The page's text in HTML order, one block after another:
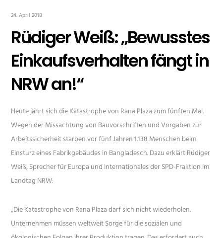
24. April 2018
Rüdiger Weiß: „Bewusstes
Einkaufsverhalten fängt in
NRW an!“
Heute jährt sich die Katastrophe von Rana Plaza zum fünften Mal.
Wegen der Missachtung von Bauvorschriften und Vorgaben zur
Arbeitssicherheit starben vor fünf Jahren 1.138 Menschen beim
Einsturz eines Fabrikgebäudes in Bangladesch. Dazu erklärt Rüdiger
Weiß, Sprecher für Europa und Internationales der SPD-Fraktion im
Landtag NRW:
„Die Katastrophe von Rana Plaza darf sich nicht wiederholen.
Unternehmen müssen weltweit Sorge für die sozialen und